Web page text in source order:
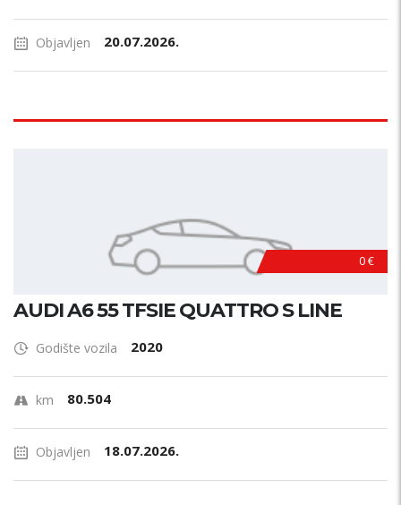
Objavljen 20.07.2026.
0 €
AUDI A6 55 TFSIE QUATTRO S LINE
Godište vozila 2020
km 80.504
Objavljen 18.07.2026.